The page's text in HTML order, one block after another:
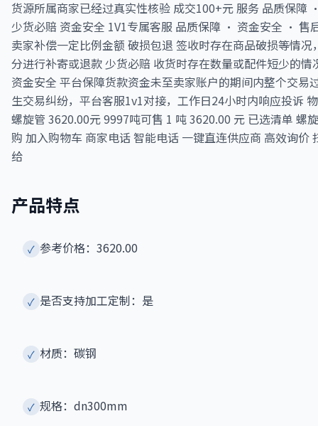
货源所属商家已经过真实性核验 成交100+元 服务 品质保
少货必赔 资金安全 1V1专属客服 品质保障 · 资金安全 · 售
卖家补偿一定比例金额 破损包退 签收时存在商品破损等情
分进行补寄或退款 少货必赔 收货时存在数量或配件短少的
资金安全 平台保障货款资金未至卖家账户的期间内整个交易
生交易纠纷，平台客服1v1对接，工作日24小时内响应投诉
螺旋管 3620.00元 9997吨可售 1 吨 3620.00 元 已选清单 螺
购 加入购物车 商家电话 智能电话 一键直连供应商 高效询
给
产品特点
✓ 参考价格：3620.00
✓ 是否支持加工定制：是
✓ 材质：碳钢
✓ 规格：dn300mm